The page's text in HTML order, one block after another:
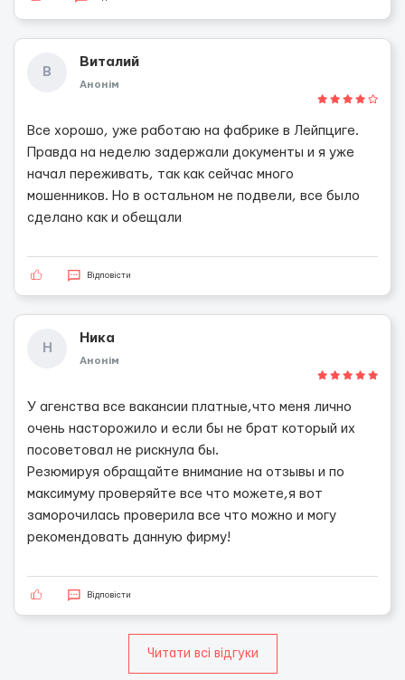
В
Виталий
Анонім
Все хорошо, уже работаю на фабрике в Лейпциге.
Правда на неделю задержали документы и я уже
начал переживать, так как сейчас много
мошенников. Но в остальном не подвели, все было
сделано как и обещали
Відповісти
Н
Ника
Анонім
У агенства все вакансии платные,что меня лично
очень насторожило и если бы не брат который их
посоветовал не рискнула бы.
Резюмируя обращайте внимание на отзывы и по
максимуму проверяйте все что можете,я вот
заморочилась проверила все что можно и могу
рекомендовать данную фирму!
Відповісти
Читати всі відгуки